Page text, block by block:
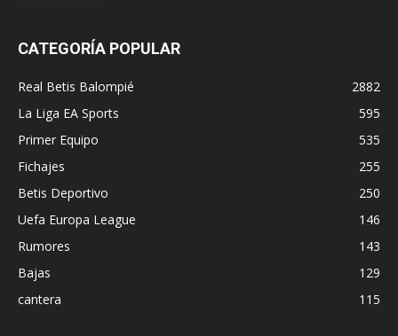
CATEGORÍA POPULAR
Real Betis Balompié
2882
La Liga EA Sports
595
Primer Equipo
535
Fichajes
255
Betis Deportivo
250
Uefa Europa League
146
Rumores
143
Bajas
129
cantera
115